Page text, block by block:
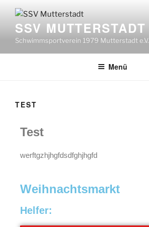
SSV MUTTERSTADT
Schwimmsportverein 1979 Mutterstadt e.V.
Menü
TEST
Test
werftgzhjhgfdsdfghjhgfd
Weihnachtsmarkt
Helfer: